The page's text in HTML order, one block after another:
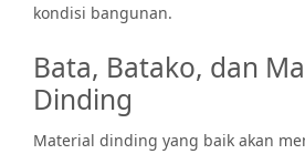
kondisi bangunan.
Bata, Batako, dan
Dinding
Material dinding yang baik akan